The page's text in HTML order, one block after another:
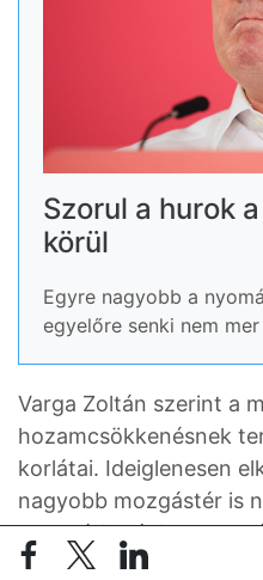
Szorul a hurok
körül
Egyre nagyobb a
egyelőre senki nem
Varga Zoltán szerint a
hozamcsökkenésnek
korlátai. Ideiglenesen
nagyobb mozgástér is
nem várható, hogy
állampapírhozamok